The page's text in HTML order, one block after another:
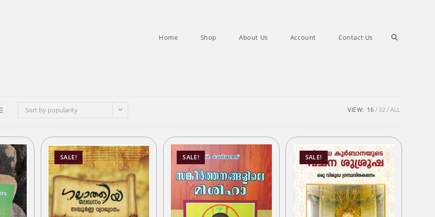
Home Shop About Us Account Contact Us Toggle
search
Sort by popularity VIEW: 16 32 ALL
SALE! SALE! SALE!